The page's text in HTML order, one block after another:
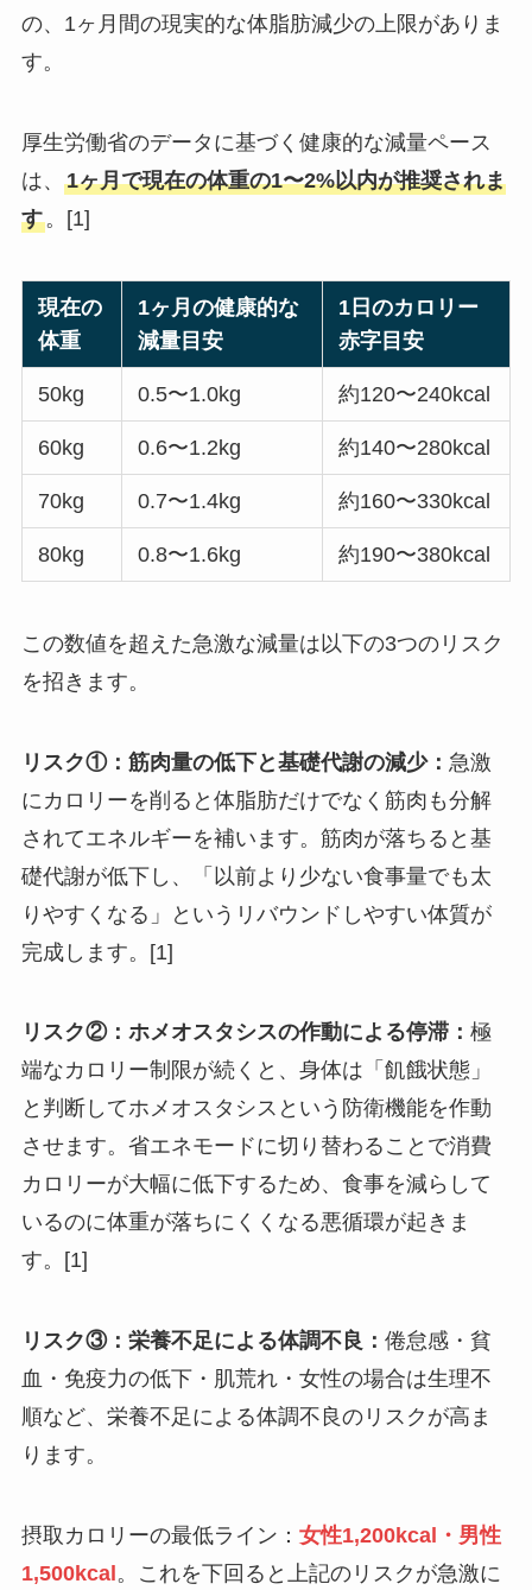
の、1ヶ月間の現実的な体脂肪減少の上限がありま
す。
厚生労働省のデータに基づく健康的な減量ペース
は、 1ヶ月で現在の体重の1〜2%以内が推奨されま
す。[1]
現在の
体重
1ヶ月の健康的な
減量目安
1日のカロリー
赤字目安
50kg 0.5〜1.0kg 約120〜240kcal
60kg 0.6〜1.2kg 約140〜280kcal
70kg 0.7〜1.4kg 約160〜330kcal
80kg 0.8〜1.6kg 約190〜380kcal
この数値を超えた急激な減量は以下の3つのリスク
を招きます。
リスク①：筋肉量の低下と基礎代謝の減少： 急激
にカロリーを削ると体脂肪だけでなく筋肉も分解
されてエネルギーを補います。筋肉が落ちると基
礎代謝が低下し、
「以前より少ない食事量でも太
りやすくなる」というリバウンドしやすい体質が
完成します。[1]
リスク②：ホメオスタシスの作動による停滞： 極
端なカロリー制限が続くと、身体は「飢餓状態」
と判断してホメオスタシスという防衛機能を作動
させます。省エネモードに切り替わることで消費
カロリーが大幅に低下するため、食事を減らして
いるのに体重が落ちにくくなる悪循環が起きま
す。[1]
リスク③：栄養不足による体調不良： 倦怠感・貧
血・免疫力の低下・肌荒れ・女性の場合は生理不
順など、栄養不足による体調不良のリスクが高ま
ります。
摂取カロリーの最低ライン： 女性1,200kcal・男性
1,500kcal 。これを下回ると上記のリスクが急激に